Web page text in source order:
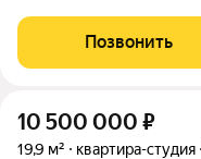
настоящий город в
инфраструктурой и
Позвонить
10 500 000 ₽
19,9 м² квартира-студия